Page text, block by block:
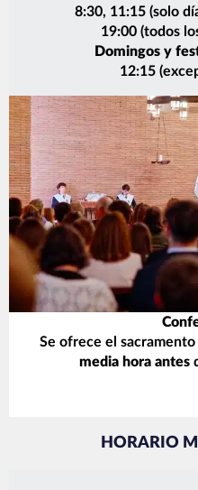
8:30, 11:15 (solo
19:00 (todos
Domingos y
12:15
Se ofrece el
media hora antes
HORARIO